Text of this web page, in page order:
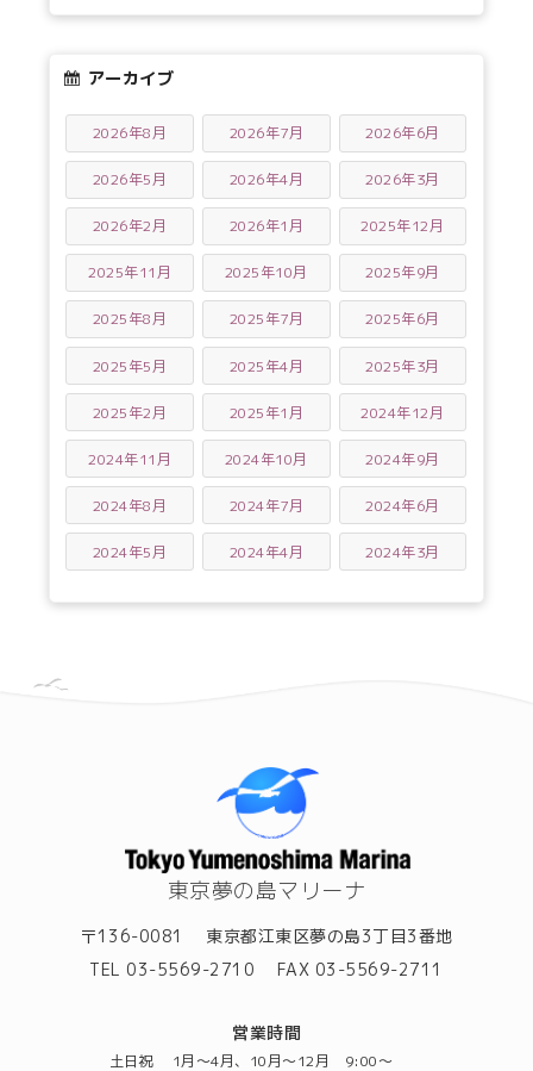
アーカイブ
2026年8月 2026年7月 2026年6月
2026年5月 2026年4月 2026年3月
2026年2月 2026年1月 2025年12月
2025年11月 2025年10月 2025年9月
2025年8月 2025年7月 2025年6月
2025年5月 2025年4月 2025年3月
2025年2月 2025年1月 2024年12月
2024年11月 2024年10月 2024年9月
2024年8月 2024年7月 2024年6月
2024年5月 2024年4月 2024年3月
東京夢の島マリーナ
〒136-0081
東京都江東区夢の島3丁目3番地
TEL 03-5569-2710
FAX 03-5569-2711
営業時間
土日祝 1月～4月、10月～12月 9:00～